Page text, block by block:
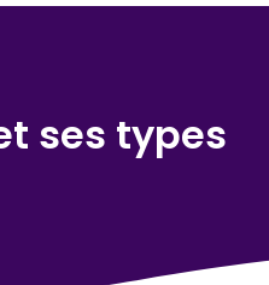
ses types